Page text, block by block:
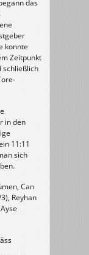
das
konnte
Zeitpunkt
schließlich
in den
11:11
sich
Can
Reyhan